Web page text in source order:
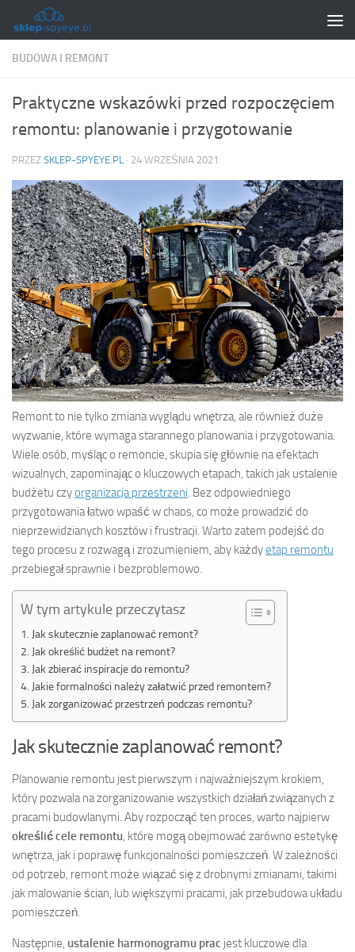
Skip to content
BUDOWA I REMONT
Praktyczne wskazówki przed rozpoczęciem
remontu: planowanie i przygotowanie
PRZEZ SKLEP-SPYEYE.PL · 24 WRZEŚNIA 2021
Remont to nie tylko zmiana wyglądu wnętrza, ale również duże
wyzwanie, które wymaga starannego planowania i przygotowania.
Wiele osób, myśląc o remoncie, skupia się głównie na efektach
wizualnych, zapominając o kluczowych etapach, takich jak ustalenie
budżetu czyorganizacja przestrzeni . Bez odpowiedniego
przygotowania łatwo wpaść w chaos, co może prowadzić do
nieprzewidzianych kosztów i frustracji. Warto zatem podejść do
tego procesu z rozwagą i zrozumieniem, aby każdyetap remontu
przebiegał sprawnie i bezproblemowo.
W tym artykule przeczytasz
Jak skutecznie zaplanować remont?
Jak określić budżet na remont?
Jak zbierać inspiracje do remontu?
Jakie formalności należy załatwić przed remontem?
Jak zorganizować przestrzeń podczas remontu?
Jak skutecznie zaplanować remont?
Planowanie remontu jest pierwszym i najważniejszym krokiem,
który pozwala na zorganizowanie wszystkich działań związanych z
pracami budowlanymi. Aby rozpocząć ten proces, warto najpierw
określić cele remontu , które mogą obejmować zarówno estetykę
wnętrza, jak i poprawę funkcjonalności pomieszczeń. W zależności
od potrzeb, remont może wiązać się z drobnymi zmianami, takimi
jak malowanie ścian, lub większymi pracami, jak przebudowa układu
pomieszczeń.
Następnie, ustalenie harmonogramu prac jest kluczowe dla